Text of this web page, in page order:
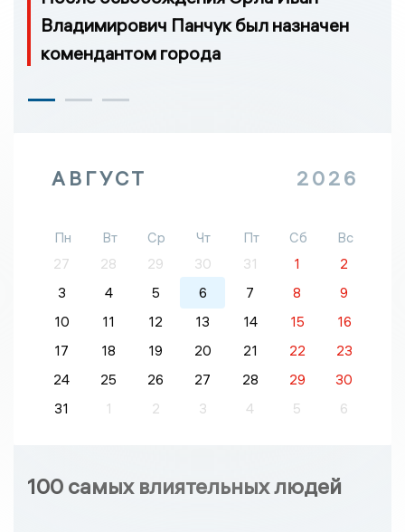
Владимирович Панчук был назначен
комендантом города
АВГУСТ 2026
Пн Вт Ср Чт Пт Сб
Вс
27
28 29 30 31 1
2
3
4 5 6 7 8
9
10
11 12 13 14 15
16
17
18 19 20 21 22
23
24
25 26 27 28 29
30
31
1 2 3 4 5 6
100 самых влиятельных людей